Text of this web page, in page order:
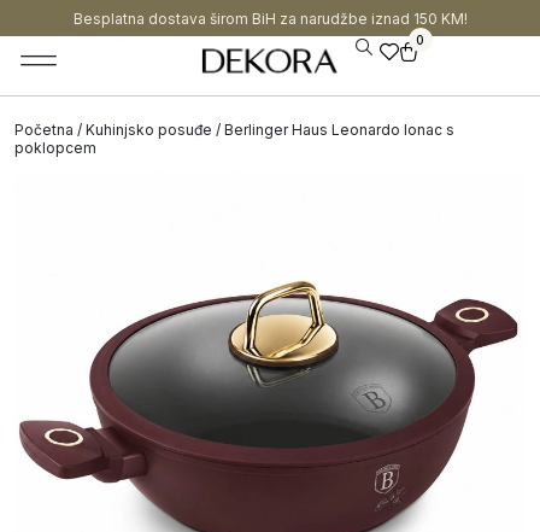
Besplatna dostava širom BiH za narudžbe iznad 150 KM!
0
Početna / Kuhinjsko posuđe / Berlinger Haus Leonardo lonac s
poklopcem